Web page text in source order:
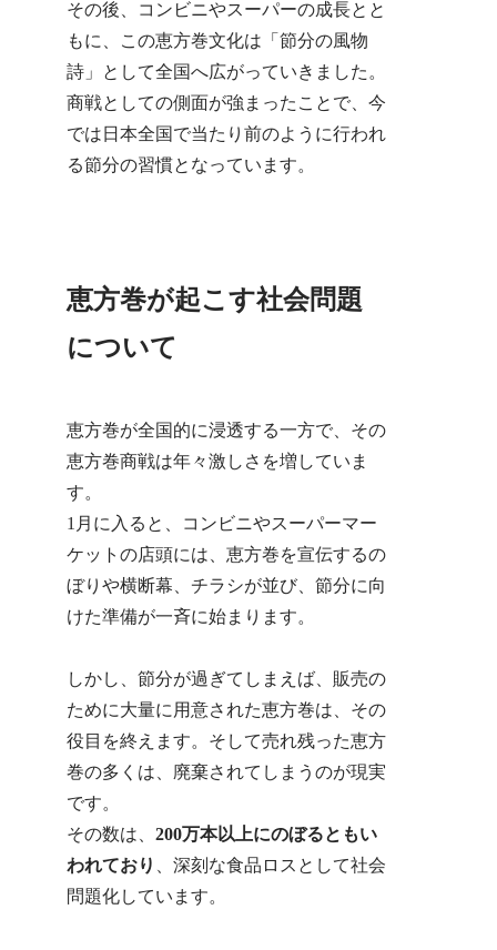
その後、コンビニやスーパーの成長とと
もに、この恵方巻文化は「節分の風物
詩」として全国へ広がっていきました。
商戦としての側面が強まったことで、今
では日本全国で当たり前のように行われ
る節分の習慣となっています。
恵方巻が起こす社会問題
について
恵方巻が全国的に浸透する一方で、その
恵方巻商戦は年々激しさを増していま
す。
1月に入ると、コンビニやスーパーマー
ケットの店頭には、恵方巻を宣伝するの
ぼりや横断幕、チラシが並び、節分に向
けた準備が一斉に始まります。
しかし、節分が過ぎてしまえば、販売の
ために大量に用意された恵方巻は、その
役目を終えます。そして売れ残った恵方
巻の多くは、廃棄されてしまうのが現実
です。
その数は、200万本以上にのぼるともい
われており
、深刻な食品ロスとして社会
問題化しています。